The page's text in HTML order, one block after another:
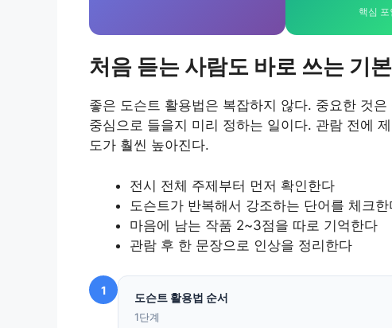
핵심 포
처음 듣는 사람도 바로 쓰는 기
좋은 도슨트 활용법은 복잡하지 않다. 중요한 것
중심으로 들을지 미리 정하는 일이다. 관람 전에
도가 훨씬 높아진다.
전시 전체 주제부터 먼저 확인한다
도슨트가 반복해서 강조하는 단어를 체크한
마음에 남는 작품 2~3점을 따로 기억한다
관람 후 한 문장으로 인상을 정리한다
1
도슨트 활용법 순서
1단계